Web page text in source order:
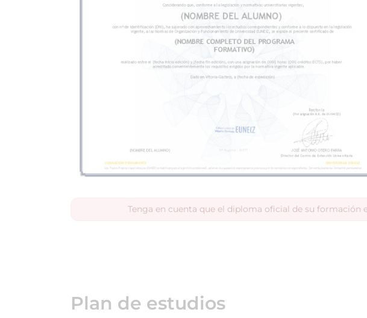
Tenga en cuenta que el diploma oficial de su
Plan de estudios